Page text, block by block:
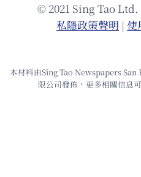
© 2021 Sing Tao
私隱政策聲明 | 使
本材料由Sing Tao Newspapers
限公司發佈，更多相關信息